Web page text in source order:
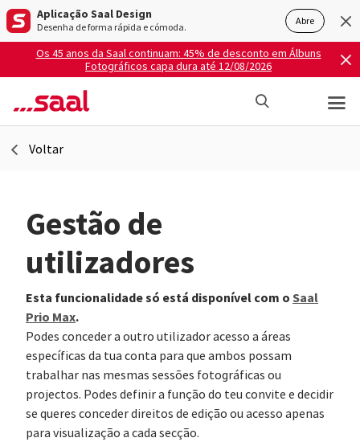
Aplicação Saal Design
Desenha de forma rápida e cómoda. Abre
Os 45 anos da Saal continuam: 45% de desconto em Álbuns
Fotográficos capa dura até 12/08/2026
Voltar
Gestão de
utilizadores
Esta funcionalidade só está disponível com oSaal
Prio Max.
Podes conceder a outro utilizador acesso a áreas
específicas da tua conta para que ambos possam
trabalhar nas mesmas sessões fotográficas ou
projectos. Podes definir a função do teu convite e decidir
se queres conceder direitos de edição ou acesso apenas
para visualização a cada secção.